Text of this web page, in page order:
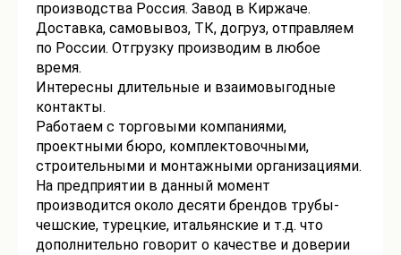
производства Россия. Завод в Киржаче.
Доставка, самовывоз, ТК, догруз, отправляем
по России. Отгрузку производим в любое
время.
Интересны длительные и взаимовыгодные
контакты.
Работаем с торговыми компаниями,
проектными бюро, комплектовочными,
строительными и монтажными организациями.
На предприятии в данный момент
производится около десяти брендов трубы-
чешские, турецкие, итальянские и т.д. что
дополнительно говорит о качестве и доверии